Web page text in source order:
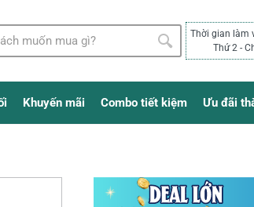
Thời gian làm
Thứ 2 -
Khuyến mãi Combo tiết kiệm Ưu đãi